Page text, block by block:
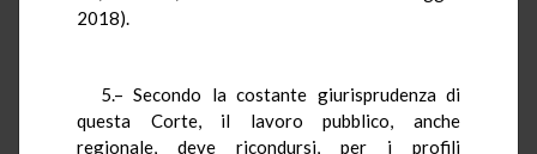
2018).
5.– Secondo la costante giurisprudenza di
questa Corte, il lavoro pubblico, anche
regionale, deve ricondursi, per i profili